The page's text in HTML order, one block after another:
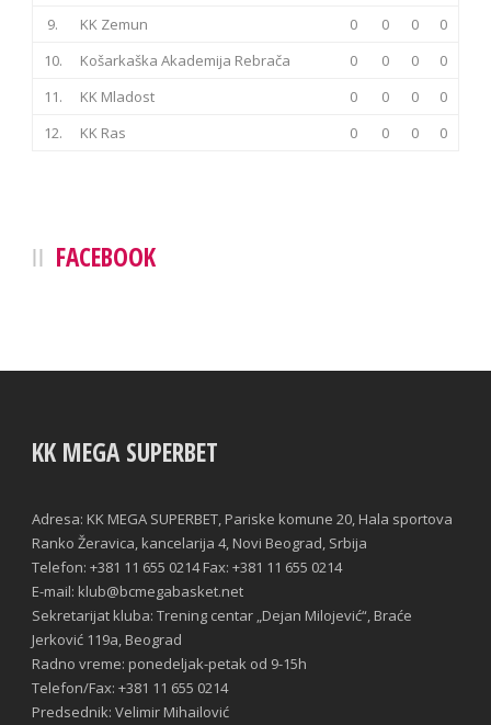
9.
KK Zemun 0 0 0
0
10.
Košarkaška Akademija Rebrača 0 0 0
0
11.
KK Mladost 0 0 0
0
12.
KK Ras 0 0 0 0
FACEBOOK
KK MEGA SUPERBET
Adresa: KK MEGA SUPERBET, Pariske komune 20, Hala sportova
Ranko Žeravica, kancelarija 4, Novi Beograd, Srbija
Telefon: +381 11 655 0214 Fax: +381 11 655 0214
E-mail: klub@bcmegabasket.net
Sekretarijat kluba: Trening centar „Dejan Milojević“, Braće
Jerković 119a, Beograd
Radno vreme: ponedeljak-petak od 9-15h
Telefon/Fax: +381 11 655 0214
Predsednik: Velimir Mihailović